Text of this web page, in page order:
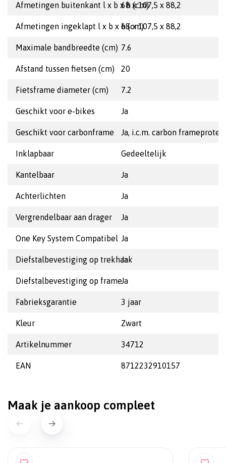
Afmetingen buitenkant l x b x h (cm)68 x 107,5 x 88,2
Afmetingen ingeklapt l x b x h (cm)68 x 107,5 x 88,2
Maximale bandbreedte (cm) 7.6
Afstand tussen fietsen (cm) 20
Fietsframe diameter (cm) 7.2
Geschikt voor e-bikes Ja
Geschikt voor carbonframe Ja, i.c.m. carbon
Inklapbaar Gedeeltelijk
Kantelbaar Ja
Achterlichten Ja
Vergrendelbaar aan drager Ja
One Key System Compatibel Ja
Diefstalbevestiging op trekhaak
Ja
Diefstalbevestiging op frameJa
Fabrieksgarantie 3 jaar
Kleur Zwart
Artikelnummer 34712
EAN 8712232910157
Maak je aankoop compleet